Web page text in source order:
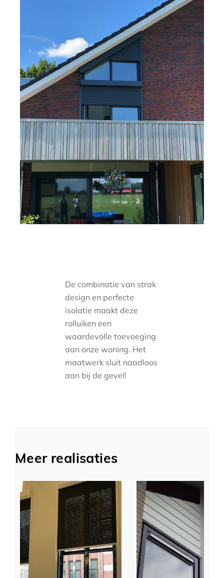
De combinatie van strak
design en perfecte
isolatie maakt deze
rolluiken een
waardevolle toevoeging
aan onze woning. Het
maatwerk sluit naadloos
aan bij de gevel!
Meer realisaties